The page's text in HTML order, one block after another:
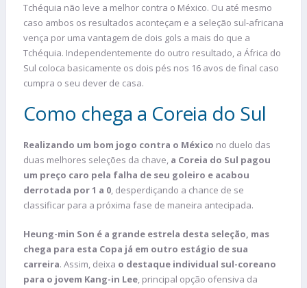
Tchéquia não leve a melhor contra o México. Ou até mesmo
caso ambos os resultados aconteçam e a seleção sul-africana
vença por uma vantagem de dois gols a mais do que a
Tchéquia. Independentemente do outro resultado, a África do
Sul coloca basicamente os dois pés nos 16 avos de final caso
cumpra o seu dever de casa.
Como chega a Coreia do Sul
Realizando um bom jogo contra o México no duelo das
duas melhores seleções da chave, a Coreia do Sul pagou
um preço caro pela falha de seu goleiro e acabou
derrotada por 1 a 0, desperdiçando a chance de se
classificar para a próxima fase de maneira antecipada.
Heung-min Son é a grande estrela desta seleção, mas
chega para esta Copa já em outro estágio de sua
carreira. Assim, deixa o destaque individual sul-coreano
para o jovem Kang-in Lee, principal opção ofensiva da